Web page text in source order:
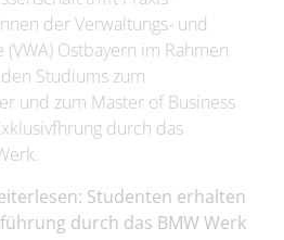
der Verwaltungs- und
Ostbayern im Rahmen
Studiums zum
und zum Master of Business
durch das
Studenten erhalten
durch das BMW Werk